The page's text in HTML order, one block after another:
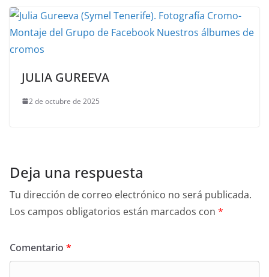
JULIA GUREEVA
2 de octubre de 2025
Deja una respuesta
Tu dirección de correo electrónico no será publicada.
Los campos obligatorios están marcados con *
Comentario *